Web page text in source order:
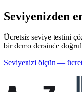
Seviyenizden
Ücretsiz seviye testini
bir demo dersinde
Seviyenizi ölçün —